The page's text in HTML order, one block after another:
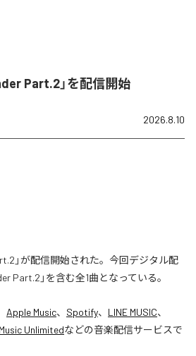
Part.2」を配信開始
2026.8.10
」が配信開始された。今回デジタル配
Part.2」を含む全1曲となっている。
Apple Music、 Spotify、 LINE MUSIC、
Unlimitedなどの音楽配信サービスで